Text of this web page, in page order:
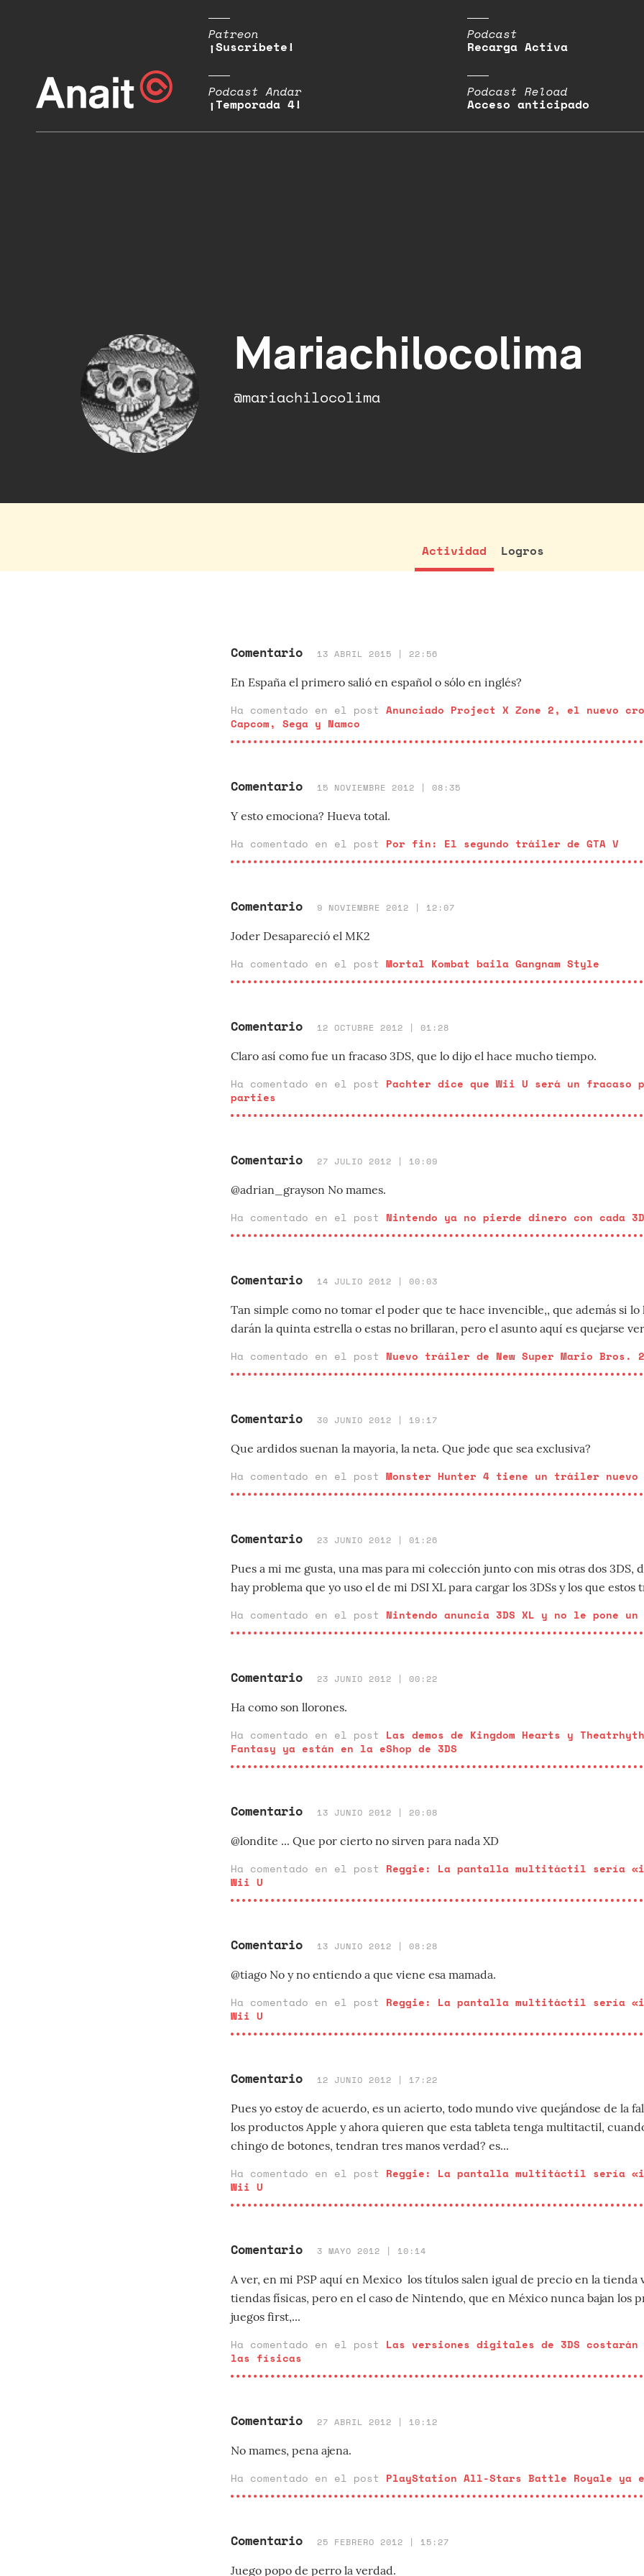
Patreon
¡Suscríbete!
Podcast
Recarga Activa
Podcast Andar
¡Temporada 4!
Podcast Reload
Acceso anticipado
Mariachilocolima
@mariachilocolima
Actividad Logros
Comentario 13 ABRIL 2015 | 22:56
En España el primero salió en español o sólo en inglés?
Ha comentado en el post Anunciado Project X Zone 2, el nuevo
Capcom, Sega y Namco
Comentario 15 NOVIEMBRE 2012 | 08:35
Y esto emociona? Hueva total.
Ha comentado en el post Por fin: El segundo tráiler de GTA V
Comentario 9 NOVIEMBRE 2012 | 12:07
Joder Desapareció el MK2
Ha comentado en el post Mortal Kombat baila Gangnam Style
Comentario 12 OCTUBRE 2012 | 01:28
Claro así como fue un fracaso 3DS, que lo dijo el hace mucho tiempo.
Ha comentado en el post Pachter dice que Wii U será un
parties
Comentario 27 JULIO 2012 | 10:09
@adrian_grayson No mames.
Ha comentado en el post Nintendo ya no pierde dinero con cada
Comentario 14 JULIO 2012 | 00:03
Tan simple como no tomar el poder que te hace invencible,, que además si lo
darán la quinta estrella o estas no brillaran, pero el asunto aquí es quejarse
Ha comentado en el post Nuevo tráiler de New Super Mario Bros. 2
Comentario 30 JUNIO 2012 | 19:17
Que ardidos suenan la mayoria, la neta. Que jode que sea exclusiva?
Ha comentado en el post Monster Hunter 4 tiene un tráiler nuevo
Comentario 23 JUNIO 2012 | 01:26
Pues a mi me gusta, una mas para mi colección junto con mis otras dos 3DS,
hay problema que yo uso el de mi DSI XL para cargar los 3DSs y los que estos
Ha comentado en el post Nintendo anuncia 3DS XL y no le pone
Comentario 23 JUNIO 2012 | 00:22
Ha como son llorones.
Ha comentado en el post Las demos de Kingdom Hearts y
Fantasy ya están en la eShop de 3DS
Comentario 13 JUNIO 2012 | 20:08
@londite ... Que por cierto no sirven para nada XD
Ha comentado en el post Reggie: La pantalla multitáctil sería
Wii U
Comentario 13 JUNIO 2012 | 08:28
@tiago No y no entiendo a que viene esa mamada.
Ha comentado en el post Reggie: La pantalla multitáctil sería
Wii U
Comentario 12 JUNIO 2012 | 17:22
Pues yo estoy de acuerdo, es un acierto, todo mundo vive quejándose de la
los productos Apple y ahora quieren que esta tableta tenga multitactil,
chingo de botones, tendran tres manos verdad? es...
Ha comentado en el post Reggie: La pantalla multitáctil sería
Wii U
Comentario 3 MAYO 2012 | 10:14
A ver, en mi PSP aquí en Mexico los títulos salen igual de precio en la tienda
tiendas físicas, pero en el caso de Nintendo, que en México nunca bajan los
juegos first,...
Ha comentado en el post Las versiones digitales de 3DS costarán
las físicas
Comentario 27 ABRIL 2012 | 10:12
No mames, pena ajena.
Ha comentado en el post PlayStation All-Stars Battle Royale ya
Comentario 25 FEBRERO 2012 | 15:27
Juego popo de perro la verdad.